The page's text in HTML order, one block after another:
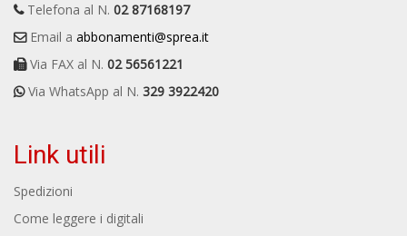
Telefona al N. 02 87168197
Email a abbonamenti@sprea.it
Via FAX al N. 02 56561221
Via WhatsApp al N. 329 3922420
Link utili
Spedizioni
Come leggere i digitali